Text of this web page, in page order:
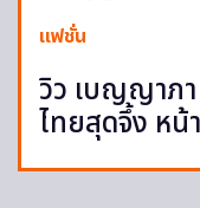
แฟชั่น
วิว เบญญาภ
ไทยสุดจึ้ง หน้